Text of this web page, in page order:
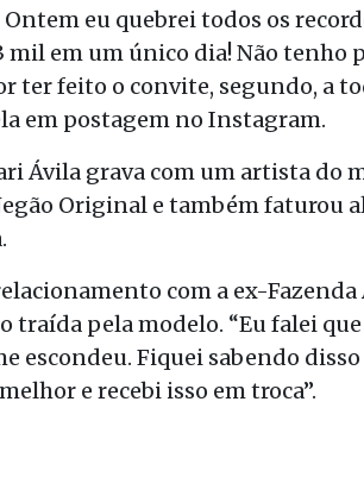
eu quebrei todos os
mil em um único dia! Não tenho
ter feito o convite, segundo, a
em postagem no Instagram.
Ávila grava com um artista do
Original e também faturou
com a ex-Fazenda
traída pela modelo. “Eu falei
escondeu. Fiquei sabendo
e recebi isso em troca”.